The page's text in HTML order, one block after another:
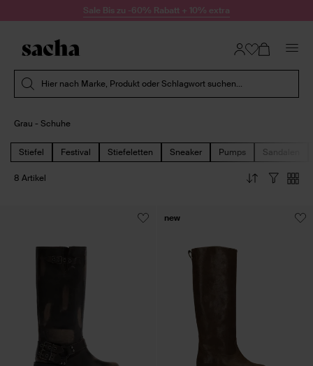
Zum Inhalt springenSale Bis zu -60% Rabatt + 10% extra
Hier nach Marke, Produkt oder Schlagwort suchen...
Grau - Schuhe
Stiefel Festival Stiefeletten Sneaker Pumps Sandalen
8 Artikel
new